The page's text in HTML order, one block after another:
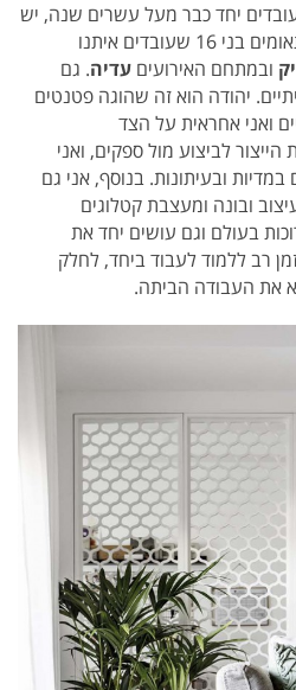
יחד כבר מעל עשרים שנה, יש
בני 16 ש
עובדים איתנו
ובמתחם האירועים עדיה. גם
יהודה הוא זה שהוגה פטנטים
ואני אחראית על הצד
לביצוע מול ספקים, ואני
ובעיתונות. בנוסף, אני גם
ובונה ומעצבת קטלוגים
בעולם וגם עושים יחד את
רב ללמוד לעבוד ביחד, לחלק
את העבודה הביתה.